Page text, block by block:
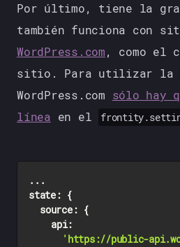
Por último, tiene la
también funciona con
WordPress.com, como el
sitio. Para utilizar la
WordPress.com sólo hay
línea en el
state: {
source: {
api:
'https://public-